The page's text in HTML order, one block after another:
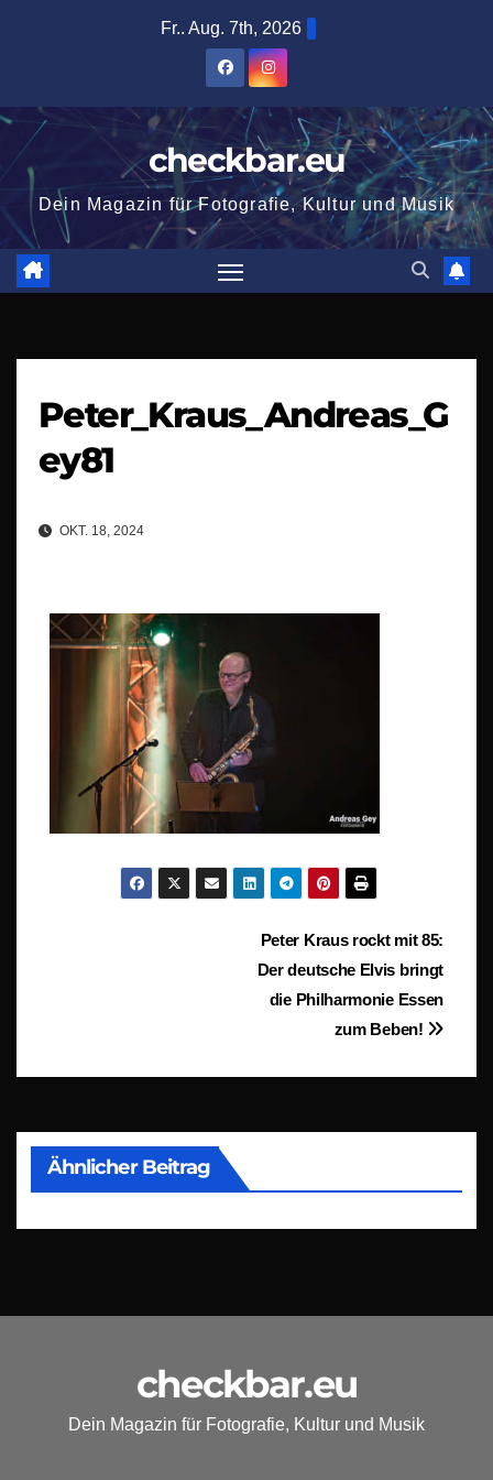
Fr.. Aug. 7th, 2026
checkbar.eu
Dein Magazin für Fotografie, Kultur und Musik
Peter_Kraus_Andreas_G
ey81
OKT. 18, 2024
Beitragsnavigation
Peter Kraus rockt mit 85:
Der deutsche Elvis bringt
die Philharmonie Essen
zum Beben!
Ähnlicher Beitrag
checkbar.eu
Dein Magazin für Fotografie, Kultur und Musik